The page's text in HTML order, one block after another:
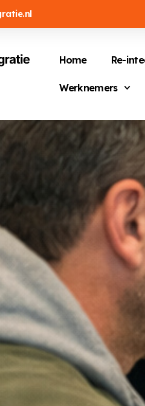
Home Re-
Werknemers